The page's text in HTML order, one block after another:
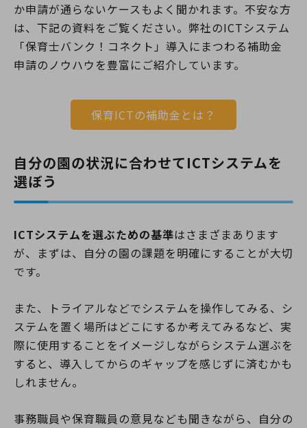
か申請が通らないケースもよく聞かれます。不安な方
は、下記の資料をご覧ください。弊社のICTシステム
「保育士バンク！コネクト」導入にまつわる補助金
申請のノウハウを豊富にご紹介しています。
保育ICTの補助金とは？
自分の園の状況に合わせてICTシステムを
選ぼう
ICTシステムを選ぶための基準はさまざまあります
が、まずは、自分の園の課題を明確にすることが大切
です。
また、トライアルなどでシステムを操作してみる、シ
ステムを置く場所はどこにするか考えてみるなど、実
際に使用することをイメージしながらシステム選ぶを
すると、導入してからのギャップを感じずに済むかも
しれません。
事務職員や保育職員の意見なども聞きながら、自分の